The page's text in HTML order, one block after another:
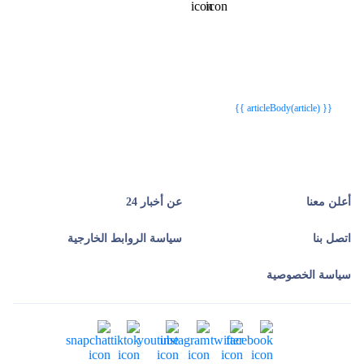
{{ articleBody(article) }}
أعلن معنا عن أخبار 24
اتصل بنا سياسة الروابط الخارجية
سياسة الخصوصية